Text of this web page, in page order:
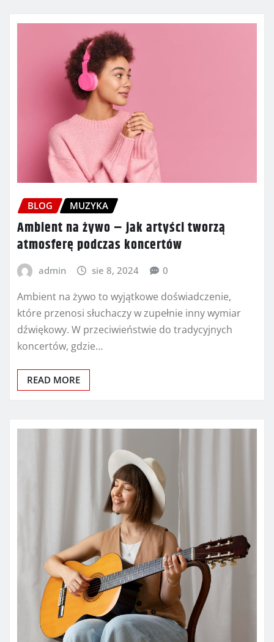
BLOG MUZYKA
Ambient na żywo – jak artyści tworzą
atmosferę podczas koncertów
admin sie 8, 2024 0
Ambient na żywo to wyjątkowe doświadczenie,
które przenosi słuchaczy w zupełnie inny wymiar
dźwiękowy. W przeciwieństwie do tradycyjnych
koncertów, gdzie…
READ MORE